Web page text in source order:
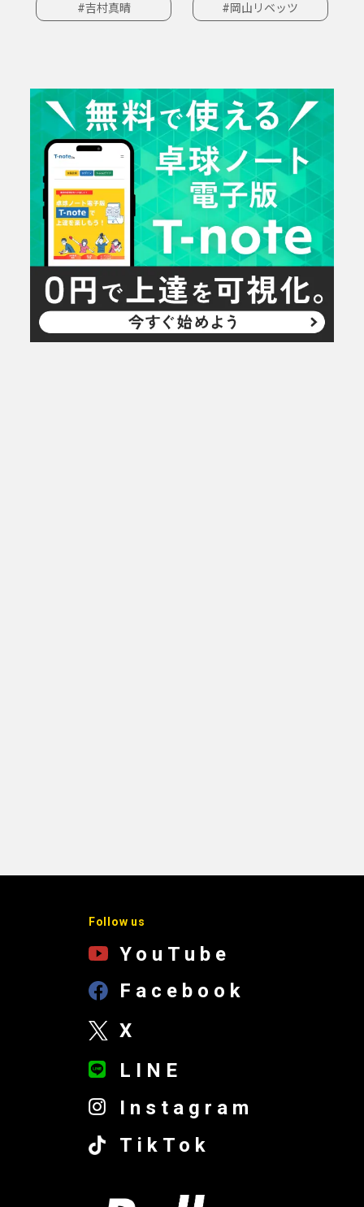
#吉村真晴 #岡山リベッツ
Follow us
YouTube
Facebook
X
LINE
Instagram
TikTok